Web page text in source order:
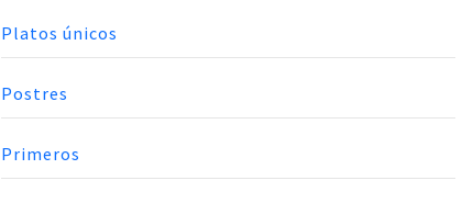
Platos únicos
Postres
Primeros